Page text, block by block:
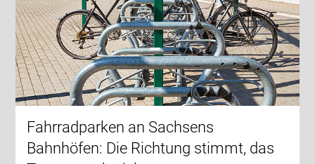
Fahrradparken an Sachsens
Bahnhöfen: Die Richtung stimmt, das